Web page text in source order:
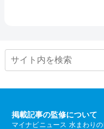
掲載記事の監修について
マイナビニュース 水まわり